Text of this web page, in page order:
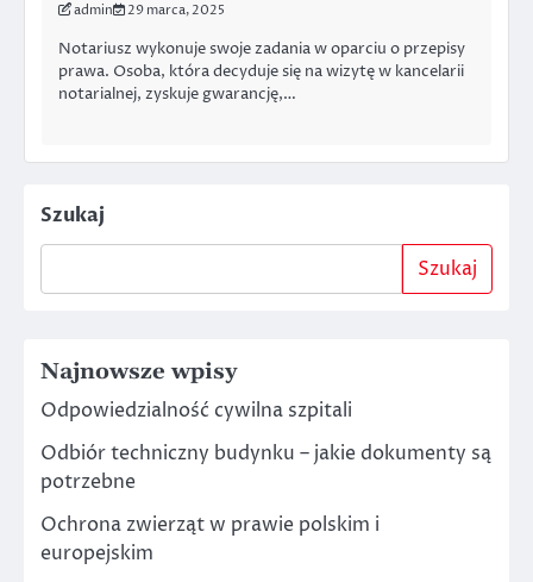
admin 29 marca, 2025
Notariusz wykonuje swoje zadania w oparciu o przepisy
prawa. Osoba, która decyduje się na wizytę w kancelarii
notarialnej, zyskuje gwarancję,…
Szukaj
Szukaj
Najnowsze wpisy
Odpowiedzialność cywilna szpitali
Odbiór techniczny budynku – jakie dokumenty są
potrzebne
Ochrona zwierząt w prawie polskim i
europejskim